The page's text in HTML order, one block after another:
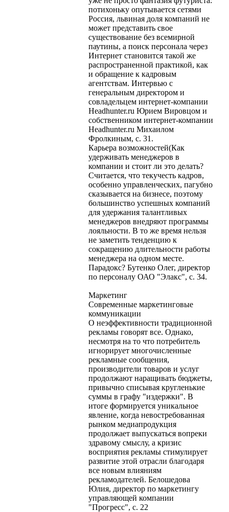
потихоньку опутывается сетями
Россия, львиная доля компаний не
может представить свое
существование без всемирной
паутины, а поиск персонала через
Интернет становится такой же
распространенной практикой, как
и обращение к кадровым
агентствам. Интервью с
генеральным директором и
совладельцем интернет-компании
Headhunter.ru Юрием Вировцом и
собственником интернет-компании
Headhunter.ru Михаилом
Фролкиным, с. 31.
Карьера возможностей(Как
удерживать менеджеров в
компании и стоит ли это делать?
Считается, что текучесть кадров,
особенно управленческих, пагубно
сказывается на бизнесе, поэтому
большинство успешных компаний
для удержания талантливых
менеджеров внедряют программы
лояльности. В то же время нельзя
не заметить тенденцию к
сокращению длительности работы
менеджера на одном месте.
Парадокс? Бутенко Олег, директор
по персоналу ОАО "Элакс", с. 34.
Маркетинг
Современные маркетинговые
коммуникации
О неэффективности традиционной
рекламы говорят все. Однако,
несмотря на то что потребитель
игнорирует многочисленные
рекламные сообщения,
производители товаров и услуг
продолжают наращивать бюджеты,
привычно списывая кругленькие
суммы в графу "издержки". В
итоге формируется уникальное
явление, когда невостребованная
рынком медиапродукция
продолжает выпускаться вопреки
здравому смыслу, а кризис
восприятия рекламы стимулирует
развитие этой отрасли благодаря
все новым влияниям
рекламодателей. Белошедова
Юлия, директор по маркетингу
управляющей компании
"Прогресс", с. 22